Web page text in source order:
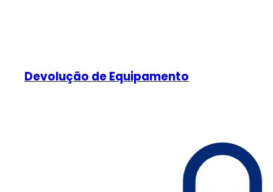
Devolução de Equipamento